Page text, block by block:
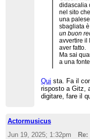
che
una
altri
didascalia
nel sito
una
sbagliata
un buon
avvertire il
aver fatto.
Ma sai
a una
Qui sta. Fa il
risposto a Gitz,
digitare, fare il
Actormusicus
Jun 19, 2025; 1:32pm